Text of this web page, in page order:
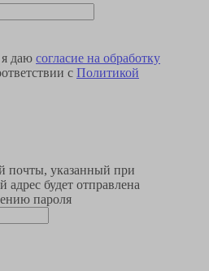
даю согласие на обработку
с Политикой
почты, указанный при
будет отправлена
пароля